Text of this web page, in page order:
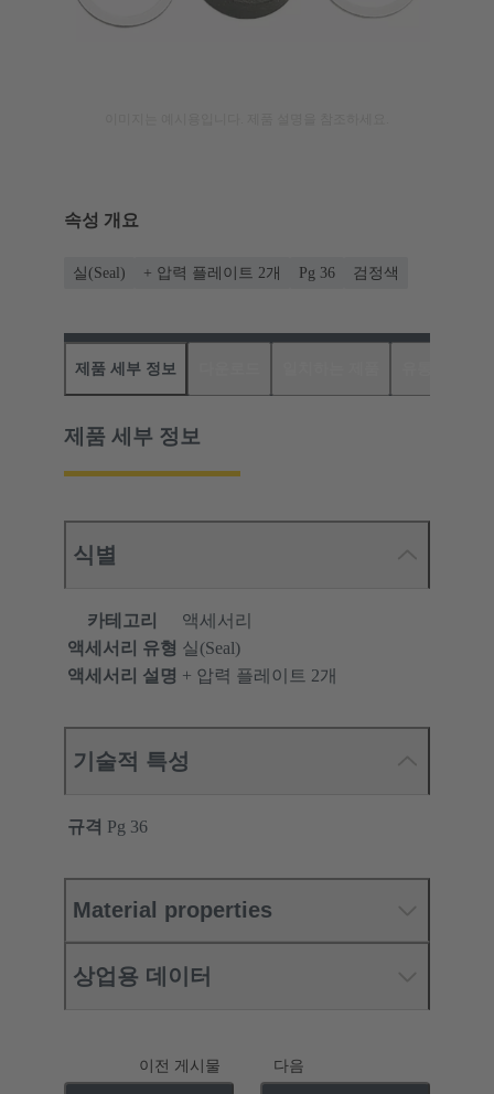
속성 개요
실(Seal) + 압력 플레이트 2개 Pg 36 검정색
제품 세부 정보
제품 세부 정보
식별
카테고리
액세서리
액세서리 유형 실(Seal)
액세서리 설명 + 압력 플레이트 2개
기술적 특성
규격 Pg 36
Material properties
상업용 데이터
이전 게시물 다음